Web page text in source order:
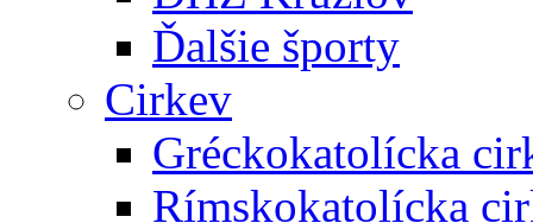
Ďalšie športy
Cirkev
Gréckokatolícka
Rímskokatolícka